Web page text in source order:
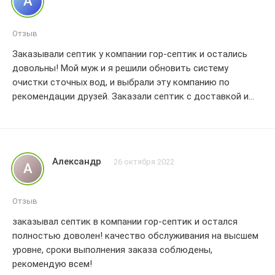
Отзыв
Заказывали септик у компании гор-септик и остались
довольны! Мой муж и я решили обновить систему
очистки сточных вод, и выбрали эту компанию по
рекомендации друзей. Заказали септик с доставкой и
обратились именно к гор-септик! Оцениваем наш опыт
заказа на 4 балла из 5.
А Александр 26 октября 2022
Отзыв
заказывал септик в компании гор-септик и остался
полностью доволен! качество обслуживания на высшем
уровне, сроки выполнения заказа соблюдены,
рекомендую всем!